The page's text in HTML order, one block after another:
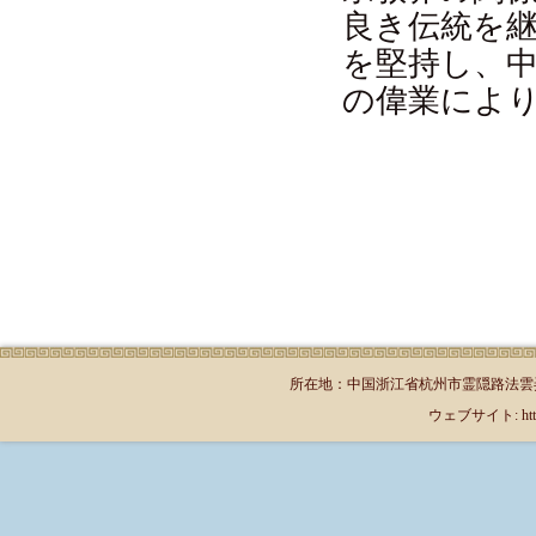
良き伝統を
を堅持し、
の偉業によ
所在地：中国浙江省杭州市霊隠路法
ウェブサイト: